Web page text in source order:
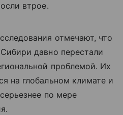
втрое.
отмечают, что
давно перестали
проблемой. Их
на глобальном климате и
по мере